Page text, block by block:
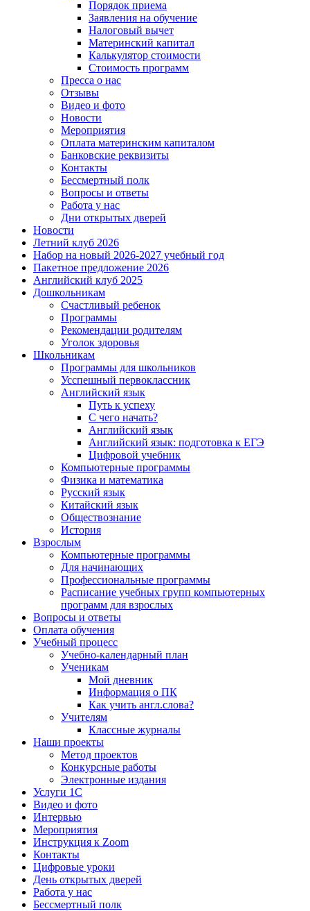
Порядок приема
Заявления на обучение
Налоговый вычет
Материнский капитал
Калькулятор стоимости
Стоимость программ
Пресса о нас
Отзывы
Видео и фото
Новости
Мероприятия
Оплата материнским капиталом
Банковские реквизиты
Контакты
Бессмертный полк
Вопросы и ответы
Работа у нас
Дни открытых дверей
Новости
Летний клуб 2026
Набор на новый 2026-2027 учебный год
Пакетное предложение 2026
Английский клуб 2025
Дошкольникам
Счастливый ребенок
Программы
Рекомендации родителям
Уголок здоровья
Школьникам
Программы для школьников
Усспешный первоклассник
Английский язык
Путь к успеху
С чего начать?
Английский язык
Английский язык: подготовка к ЕГЭ
Цифровой учебник
Компьютерные программы
Физика и математика
Русский язык
Китайский язык
Обществознание
История
Взрослым
Компьютерные программы
Для начинающих
Профессиональные программы
Расписание учебных групп компьютерных
программ для взрослых
Вопросы и ответы
Оплата обучения
Учебный процесс
Учебно-календарный план
Ученикам
Мой дневник
Информация о ПК
Как учить англ.слова?
Учителям
Классные журналы
Наши проекты
Метод проектов
Конкурсные работы
Электронные издания
Услуги 1C
Видео и фото
Интервью
Мероприятия
Инструкция к Zoom
Контакты
Цифровые уроки
День открытых дверей
Работа у нас
Бессмертный полк